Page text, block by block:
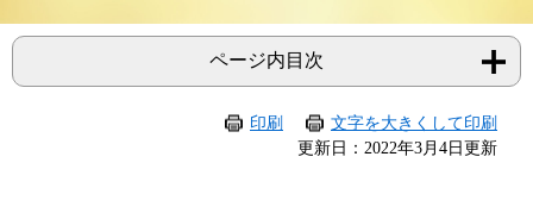
ページ内目次
印刷
文字を大きくして印刷
更新日：2022年3月4日更新